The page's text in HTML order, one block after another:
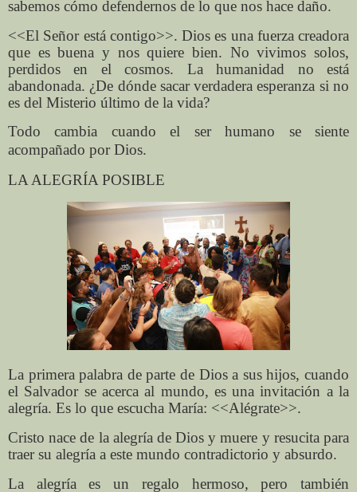
sabemos cómo defendernos de lo que nos hace daño.
<<El Señor está contigo>>. Dios es una fuerza creadora
que es buena y nos quiere bien. No vivimos solos,
perdidos en el cosmos. La humanidad no está
abandonada. ¿De dónde sacar verdadera esperanza si no
es del Misterio último de la vida?
Todo cambia cuando el ser humano se siente
acompañado porDios.
LA ALEGRÍA POSIBLE
La primera palabra de parte de Dios a sus hijos, cuando
el Salvador se acerca al mundo, es una invitación a la
alegría. Es lo que escucha María: <<Alégrate>>.
Cristo nace de la alegría de Dios y muere y resucita para
traer su alegría a este mundo contradictorio y absurdo.
La alegría es un regalo hermoso, pero también